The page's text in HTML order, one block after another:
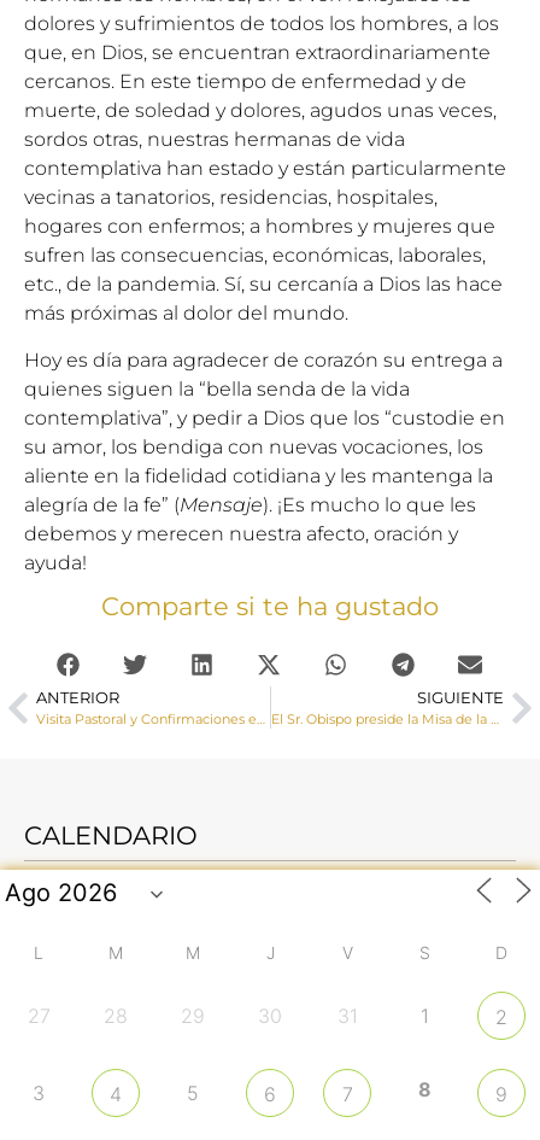
dolores y sufrimientos de todos los hombres, a los
que, en Dios, se encuentran extraordinariamente
cercanos. En este tiempo de enfermedad y de
muerte, de soledad y dolores, agudos unas veces,
sordos otras, nuestras hermanas de vida
contemplativa han estado y están particularmente
vecinas a tanatorios, residencias, hospitales,
hogares con enfermos; a hombres y mujeres que
sufren las consecuencias, económicas, laborales,
etc., de la pandemia. Sí, su cercanía a Dios las hace
más próximas al dolor del mundo.
Hoy es día para agradecer de corazón su entrega a
quienes siguen la “bella senda de la vida
contemplativa”, y pedir a Dios que los “custodie en
su amor, los bendiga con nuevas vocaciones, los
aliente en la fidelidad cotidiana y les mantenga la
alegría de la fe” (Mensaje). ¡Es mucho lo que les
debemos y merecen nuestra afecto, oración y
ayuda!
Comparte si te ha gustado
ANTERIOR
Visita Pastoral y Confirmaciones en la localidad de Salvacañate
SIGUIENTE
El Sr. Obispo preside la Misa de la Ssma. Trinidad con las MM. Trinitarias de San Clemente
CALENDARIO
L M M J V S D
27 28 29 30 31 1 2
3 4 5 6 7 8 9